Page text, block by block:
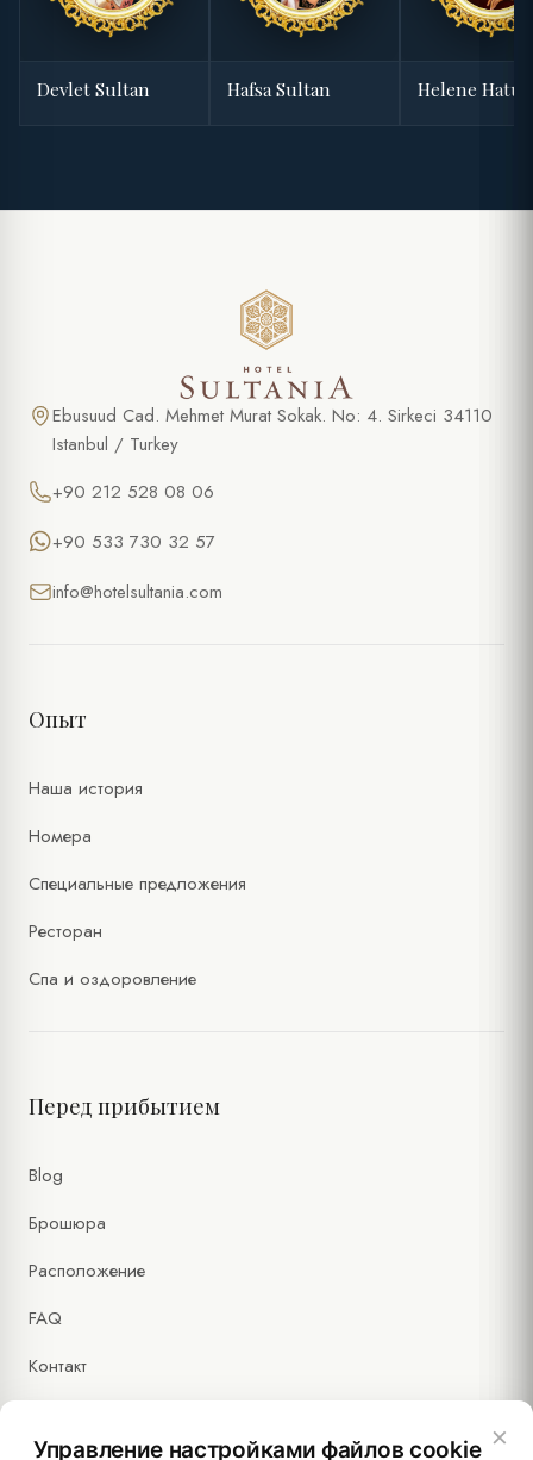
Devlet Sultan Hafsa Sultan Helene Hatun
Ebusuud Cad. Mehmet Murat Sokak. No: 4. Sirkeci 34110
Istanbul / Turkey
+90 212 528 08 06
+90 533 730 32 57
info@hotelsultania.com
Опыт
Наша история
Номера
Специальные предложения
Ресторан
Спа и оздоровление
Перед прибытием
Blog
Брошюра
Расположение
FAQ
Контакт
×
Управление настройками файлов cookie